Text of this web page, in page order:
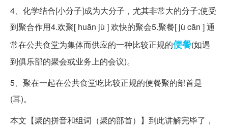
4、化学结合[小分子]成为大分子，尤其非常大的分子;使受
到聚合作用4.欢聚[ huān jù ] 欢快的聚会5.聚餐[ jù cān ] 通
常在公共食堂为集体而供应的一种比较正规的便餐(如遇
到俱乐部的聚会或业务上的会议)。
5、聚在一起在公共食堂吃比较正规的便餐聚的部首是
(耳)。
本文【聚的拼音和组词（聚的部首）】到此讲解完毕了，